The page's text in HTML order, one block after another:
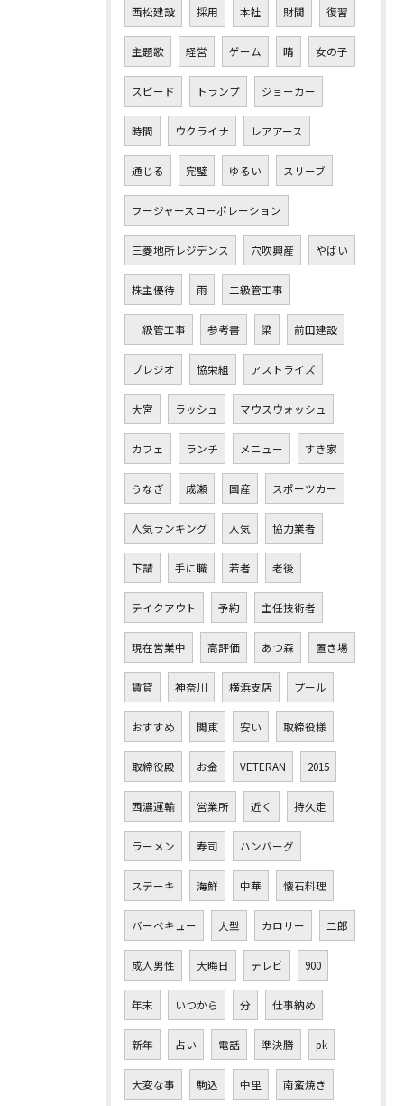
西松建設 採用 本社 財閥 復習
主題歌 経営 ゲーム 晴 女の子
スピード トランプ ジョーカー
時間 ウクライナ レアアース
通じる 完璧 ゆるい スリーブ
フージャースコーポレーション
三菱地所レジデンス 穴吹興産 やばい
株主優待 雨 二級管工事
一級管工事 参考書 梁 前田建設
プレジオ 協栄組 アストライズ
大宮 ラッシュ マウスウォッシュ
カフェ ランチ メニュー すき家
うなぎ 成瀬 国産 スポーツカー
人気ランキング 人気 協力業者
下請 手に職 若者 老後
テイクアウト 予約 主任技術者
現在営業中 高評価 あつ森 置き場
賃貸 神奈川 横浜支店 プール
おすすめ 関東 安い 取締役様
取締役殿 お金 VETERAN 2015
西濃運輸 営業所 近く 持久走
ラーメン 寿司 ハンバーグ
ステーキ 海鮮 中華 懐石料理
バーベキュー 大型 カロリー 二郎
成人男性 大晦日 テレビ 900
年末 いつから 分 仕事納め
新年 占い 電話 準決勝 pk
大変な事 駒込 中里 南蛮焼き